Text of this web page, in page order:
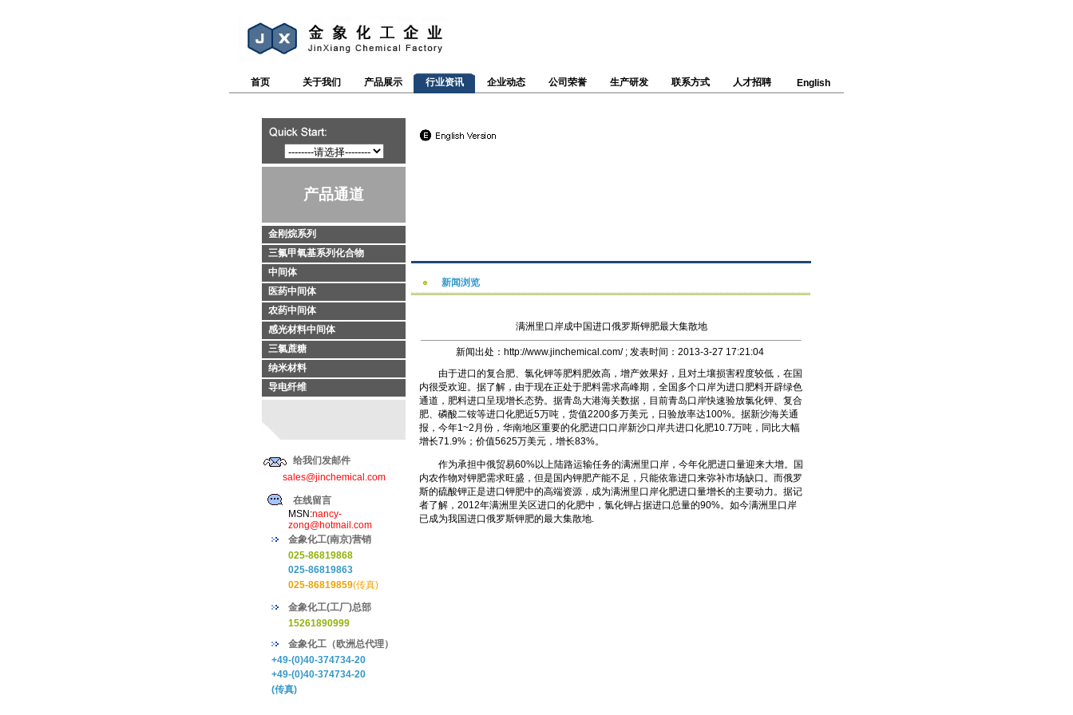
首页 关于我们 产品展示 行业资讯 企业动态 公司荣誉 生产研发 联系方式 人才招聘 English
产品通道
金刚烷系列
三氟甲氧基系列化合物
中间体
医药中间体
农药中间体
感光材料中间体
三氯蔗糖
纳米材料
导电纤维
给我们发邮件
sales@jinchemical.com
在线留言
MSN:nancy-
zong@hotmail.com
金象化工(南京)营销
025-86819868
025-86819863
025-86819859(传真)
金象化工(工厂)总部
15261890999
金象化工（欧洲总代理）
+49-(0)40-374734-20
+49-(0)40-374734-20
(传真)
新闻浏览
满洲里口岸成中国进口俄罗斯钾肥最大集散地
新闻出处：http://www.jinchemical.com/ ; 发表时间：2013-3-27 17:21:04
由于进口的复合肥、氯化钾等肥料肥效高，增产效果好，且对土壤损害程度较低，在国
内很受欢迎。据了解，由于现在正处于肥料需求高峰期，全国多个口岸为进口肥料开辟绿色
通道，肥料进口呈现增长态势。据青岛大港海关数据，目前青岛口岸快速验放氯化钾、复合
肥、磷酸二铵等进口化肥近5万吨，货值2200多万美元，日验放率达100%。据新沙海关通
报，今年1~2月份，华南地区重要的化肥进口口岸新沙口岸共进口化肥10.7万吨，同比大幅
增长71.9%；价值5625万美元，增长83%。
作为承担中俄贸易60%以上陆路运输任务的满洲里口岸，今年化肥进口量迎来大增。国
内农作物对钾肥需求旺盛，但是国内钾肥产能不足，只能依靠进口来弥补市场缺口。而俄罗
斯的硫酸钾正是进口钾肥中的高端资源，成为满洲里口岸化肥进口量增长的主要动力。据记
者了解，2012年满洲里关区进口的化肥中，氯化钾占据进口总量的90%。如今满洲里口岸
已成为我国进口俄罗斯钾肥的最大集散地.